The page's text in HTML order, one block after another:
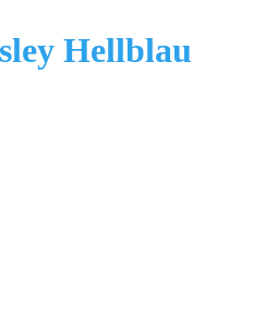
Hellblau